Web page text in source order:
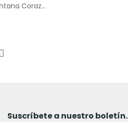
Caja Para Galletas Con Ventana Corazón De Acetato
Siguiente
Suscríbete a nuestro boletín.